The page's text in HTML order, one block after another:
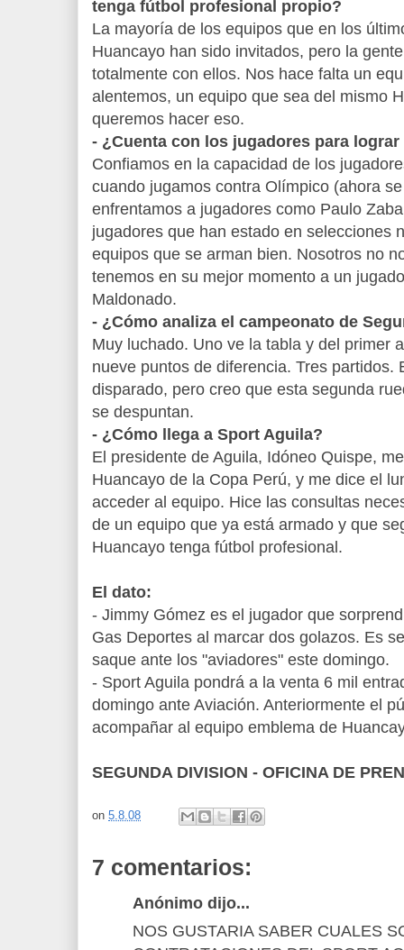
tenga fútbol profesional propio?
La mayoría de los equipos que en los
Huancayo han sido invitados, pero la
totalmente con ellos. Nos hace falta un
alentemos, un equipo que sea del mismo
queremos hacer eso.
- ¿Cuenta con los jugadores para
Confiamos en la capacidad de los
cuando jugamos contra Olímpico (ahora
enfrentamos a jugadores como Paulo
jugadores que han estado en selecciones
equipos que se arman bien. Nosotros no
tenemos en su mejor momento a un
Maldonado.
- ¿Cómo analiza el campeonato de
Muy luchado. Uno ve la tabla y del primer
nueve puntos de diferencia. Tres partidos.
disparado, pero creo que esta segunda
se despuntan.
- ¿Cómo llega a Sport Aguila?
El presidente de Aguila, Idóneo Quispe,
Huancayo de la Copa Perú, y me dice el
acceder al equipo. Hice las consultas
de un equipo que ya está armado y que
Huancayo tenga fútbol profesional.
El dato:
- Jimmy Gómez es el jugador que
Gas Deportes al marcar dos golazos. Es
saque ante los "aviadores" este domingo.
- Sport Aguila pondrá a la venta 6 mil
domingo ante Aviación. Anteriormente el
acompañar al equipo emblema de
SEGUNDA DIVISION - OFICINA DE
on 5.8.08
7 comentarios:
Anónimo dijo...
NOS GUSTARIA SABER CUALES